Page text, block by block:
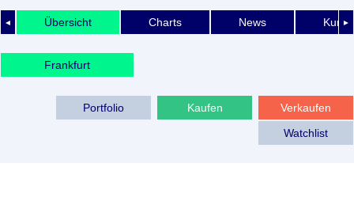
◄ ►
Übersicht Charts News
Frankfurt
Verkaufen
Kaufen
Portfolio
Watchlist